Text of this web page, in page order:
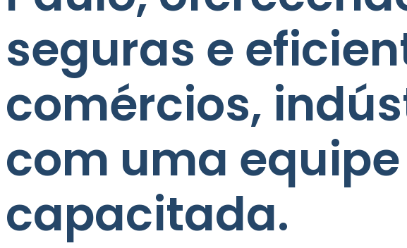
seguras e
comércios,
com uma
capacitada.